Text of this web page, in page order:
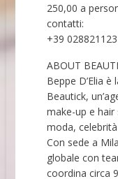
250,00 a
contatti:
+39
ABOUT
Beppe D’Elia
Beautick,
make-up e
moda,
Con sede a
globale con
coordina circa